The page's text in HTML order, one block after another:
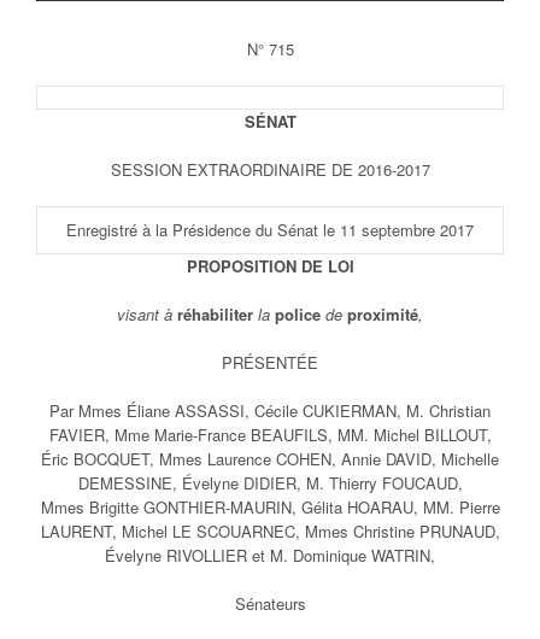
N° 715
SÉNAT
SESSION EXTRAORDINAIRE DE 2016-2017
Enregistré à la Présidence du Sénat le 11 septembre 2017
PROPOSITION DE LOI
visant à réhabiliter la police de proximité,
PRÉSENTÉE
Par Mmes Éliane ASSASSI, Cécile CUKIERMAN, M. Christian
FAVIER, Mme Marie-France BEAUFILS, MM. Michel BILLOUT,
Éric BOCQUET, Mmes Laurence COHEN, Annie DAVID, Michelle
DEMESSINE, Évelyne DIDIER, M. Thierry FOUCAUD,
Mmes Brigitte GONTHIER-MAURIN, Gélita HOARAU, MM. Pierre
LAURENT, Michel LE SCOUARNEC, Mmes Christine PRUNAUD,
Évelyne RIVOLLIER et M. Dominique WATRIN,
Sénateurs